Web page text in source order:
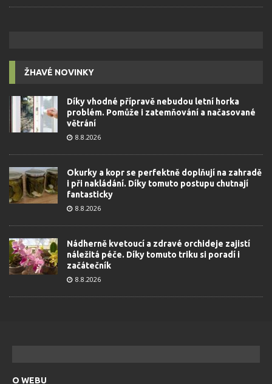
ŽHAVÉ NOVINKY
Díky vhodné přípravě nebudou letní horka
problém. Pomůže i zatemňování a načasované
větrání
8.8.2026
Okurky a kopr se perfektně doplňují na zahradě
i při nakládání. Díky tomuto postupu chutnají
fantasticky
8.8.2026
Nádherně kvetoucí a zdravé orchideje zajistí
náležitá péče. Díky tomuto triku si poradí i
začátečník
8.8.2026
O WEBU